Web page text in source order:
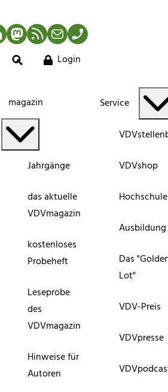
MastodonRSS-Newsfeed
MailTelefon
Login
magazin
Jahrgänge
das aktuelle
VDVmagazin
kostenloses
Probeheft
Leseprobe
des
VDVmagazin
Hinweise für
Autoren
Service
VDVshop
Ausbildung
Das
Lot"
VDV-Preis
VDVpresse